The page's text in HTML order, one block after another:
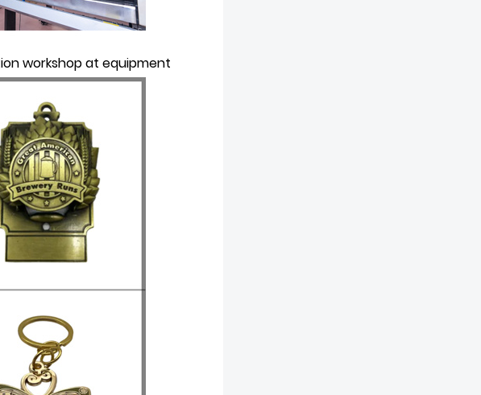
workshop at equipment